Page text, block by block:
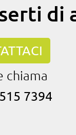
di
chiama
7394